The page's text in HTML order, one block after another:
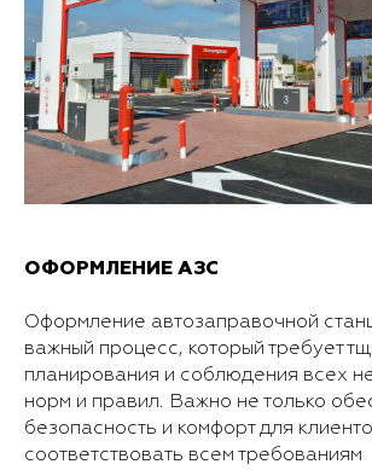
ОФОРМЛЕНИЕ АЗС
Оформление автозаправочной
важный процесс, который требует
планирования и соблюдения всех
норм и правил. Важно не только
безопасность и комфорт для
соответствовать всем требованиям